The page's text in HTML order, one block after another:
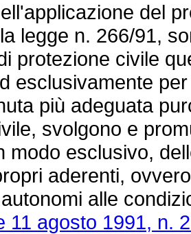
del
legge n. 266/91,
protezione civile
esclusivamente
più adeguata
svolgono e
modo esclusivo,
aderenti,
alle
11 agosto 1991, n.